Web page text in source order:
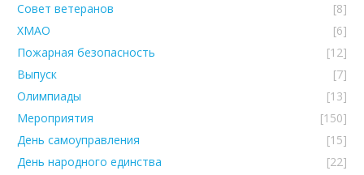
Совет ветеранов
[8]
ХМАО
[6]
Пожарная безопасность
[12]
Выпуск
[7]
Олимпиады
[13]
Мероприятия
[150]
День самоуправления
[15]
День народного единства
[22]